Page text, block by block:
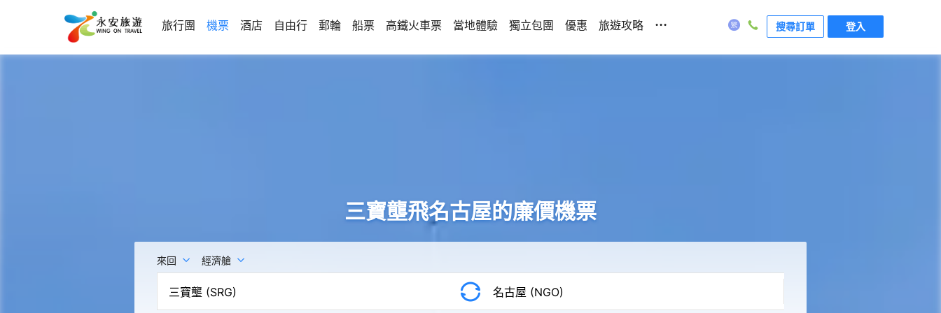
旅行團 機票 酒店 自由行 郵輪 船票 高鐵火車票 當地體驗 獨立包團 優惠 旅遊攻略 ... 搜尋訂單 登入
三寶壟飛名古屋的廉價機票
來回 經濟艙